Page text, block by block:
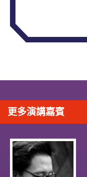
更多演講嘉賓